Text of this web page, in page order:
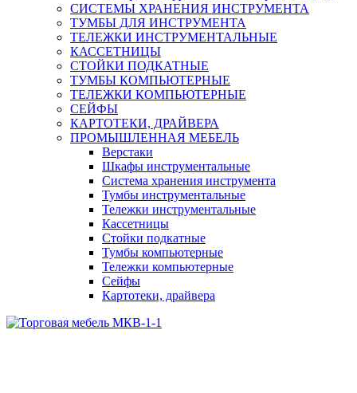
СИСТЕМЫ ХРАНЕНИЯ ИНСТРУМЕНТА
ТУМБЫ ДЛЯ ИНСТРУМЕНТА
ТЕЛЕЖКИ ИНСТРУМЕНТАЛЬНЫЕ
КАССЕТНИЦЫ
СТОЙКИ ПОДКАТНЫЕ
ТУМБЫ КОМПЬЮТЕРНЫЕ
ТЕЛЕЖКИ КОМПЬЮТЕРНЫЕ
СЕЙФЫ
КАРТОТЕКИ, ДРАЙВЕРА
ПРОМЫШЛЕННАЯ МЕБЕЛЬ
Верстаки
Шкафы инструментальные
Система хранения инструмента
Тумбы инструментальные
Тележки инструментальные
Кассетницы
Стойки подкатные
Тумбы компьютерные
Тележки компьютерные
Сейфы
Картотеки, драйвера